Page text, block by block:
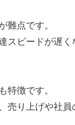
難点です。
スピードが遅
特徴です。
売り上げや社